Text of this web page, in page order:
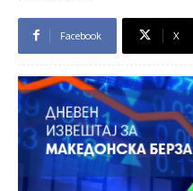
Facebook X